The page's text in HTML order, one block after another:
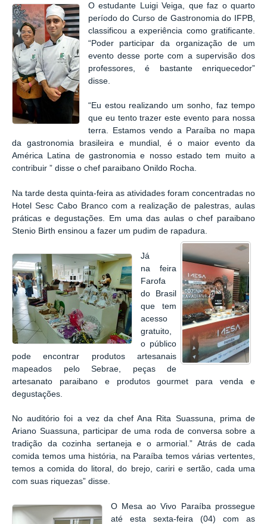
O estudante Luigi Veiga, que faz o quarto
período do Curso de Gastronomia do IFPB,
classificou a experiência como gratificante.
“Poder participar da organização de um
evento desse porte com a supervisão dos
professores, é bastante enriquecedor”
disse.
“Eu estou realizando um sonho, faz tempo
que eu tento trazer este evento para nossa
terra. Estamos vendo a Paraíba no mapa
da gastronomia brasileira e mundial, é o maior evento da
América Latina de gastronomia e nosso estado tem muito a
contribuir ” disse o chef paraibano Onildo Rocha.
Na tarde desta quinta-feira as atividades foram concentradas no
Hotel Sesc Cabo Branco com a realização de palestras, aulas
práticas e degustações. Em uma das aulas o chef paraibano
Stenio Birth ensinou a fazer um pudim de rapadura.
Já
na feira
Farofa
do Brasil
que tem
acesso
gratuito,
o público
pode encontrar produtos artesanais
mapeados pelo Sebrae, peças de
artesanato paraibano e produtos gourmet para venda e
degustações.
No auditório foi a vez da chef Ana Rita Suassuna, prima de
Ariano Suassuna, participar de uma roda de conversa sobre a
tradição da cozinha sertaneja e o armorial.” Atrás de cada
comida temos uma história, na Paraíba temos várias vertentes,
temos a comida do litoral, do brejo, cariri e sertão, cada uma
com suas riquezas” disse.
O Mesa ao Vivo Paraíba prossegue
até esta sexta-feira (04) com as